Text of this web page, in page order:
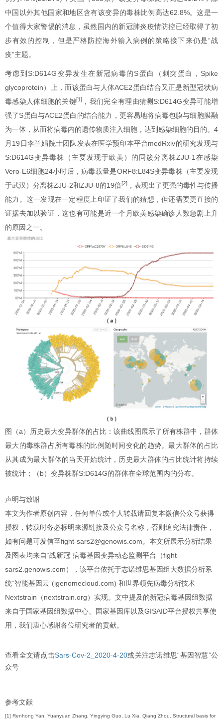
中国以外其他国家和地区含有该变异的毒株比例高达62.8%。这是一
个值得大家警惕的消息，虽然国内的新冠肺炎疫情防控已经取得了初
步有效的控制，但是严格防控海外输入病例的策略接下来仍是“战
疫”主题。
考虑到S:D614G变异发生在新冠病毒的S蛋白（刺突蛋白，Spike
glycoprotein）上，而该蛋白与人体ACE2蛋白结合又正是新型冠状病
毒感染人体细胞的关键[1] ，我们完全有理由猜测S:D614G变异可能增
强了S蛋白与ACE2蛋白的结合能力，更容易地将病毒包膜与细胞膜融
为一体，从而将病毒内的遗传物质注入细胞，达到感染细胞的目的。4
月19日李兰娟院士团队发表在医学预印本平台medRxiv的研究发现与
S:D614G变异毒株（主要发现于欧美）的同簇分离株ZJU-1在感染
Vero-E6细胞24小时后，病毒载量是ORF8:L84S变异毒株（主要发现
于武汉）分离株ZJU-2和ZJU-8的19倍[2] ，表现出了更强的毒性与传播
能力。这一发现在一定程度上印证了我们的猜想，但还需要更直接的
证据去加以验证，这也有可能是近一个月欧美感染确诊人数急剧上升
的原因之一。
图（a）历史最大变异群体的占比：该曲线图展示了所有株群中，群体
最大的毒株群占所有毒株的比例随时间变化的趋势。最大群体的占比
从其成为最大群体的当天开始统计，历史最大群体的占比统计将持续
被统计；（b）变异株群S:D614G的群体在全球范围内的分布。
声明与致谢
本文为作者原创内容，任何单位或个人转载请回复本微信公众号获得
授权，转载时务必标明来源链接及公众号名称，否则追究法律责任，
如有问题可发信至fight-sars2@genowis.com。本文所展示分析结果
及图表均来自“战新冠”病毒基因变异动态监测平台（fight-
sars2.genowis.com），该平台依托于志诺维思基因组大数据分析系
统“智能基因云”(igenomecloud.com) 和世界领先病毒分析技术
Nextstrain（nextstrain.org）实现。文中提及的新冠病毒基因组数据
来自于国家基因组数据中心、国家基因库以及GISAID平台授权共享使
用，我们衷心感谢各位研究者的贡献。
查看全文请点击Sars-Cov-2_2020-4-20或关注志诺维思“基因智慧”公
众号
参考文献
[1] Renhong Yan, Yuanyuan Zhang, Yingying Guo, Lu Xia, Qiang Zhou. Structural basis for